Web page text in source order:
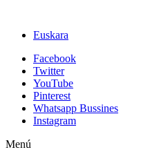
Euskara
Facebook
Twitter
YouTube
Pinterest
Whatsapp Bussines
Instagram
Menú